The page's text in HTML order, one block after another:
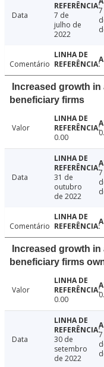
Data
7 de
julho de
2022
Comentário
Increased growth
beneficiary firms
Valor
0.00
Data
31 de
outubro
de 2022
Comentário
Increased growth
beneficiary firms
Valor
0.00
Data
30 de
setembro
de 2022